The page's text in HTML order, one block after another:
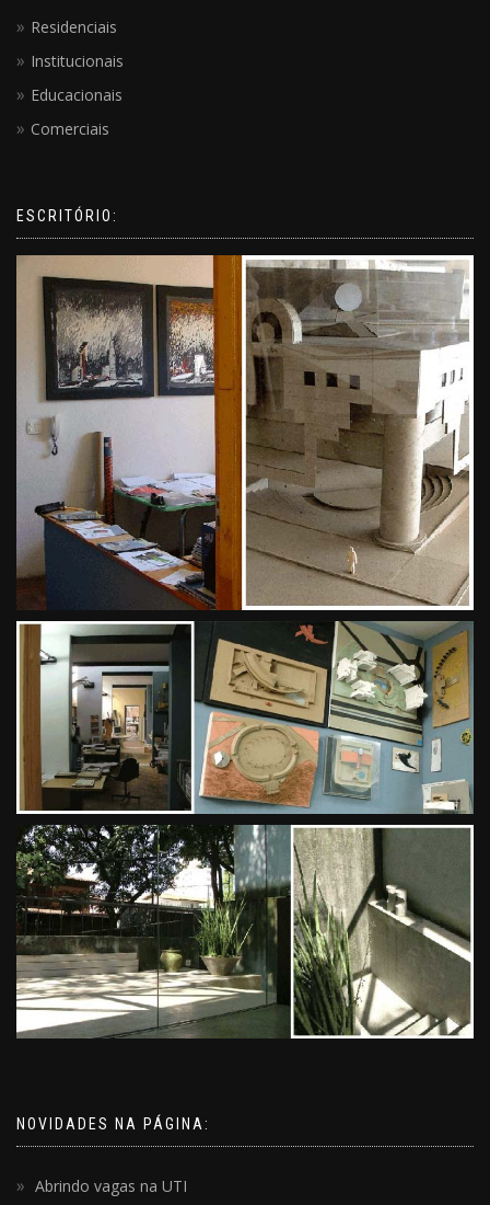
Residenciais
Institucionais
Educacionais
Comerciais
ESCRITÓRIO:
NOVIDADES NA PÁGINA:
Abrindo vagas na UTI